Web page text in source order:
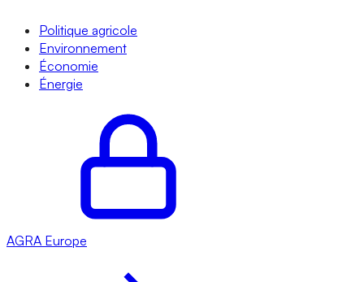
Politique agricole
Environnement
Économie
Énergie
AGRA Europe